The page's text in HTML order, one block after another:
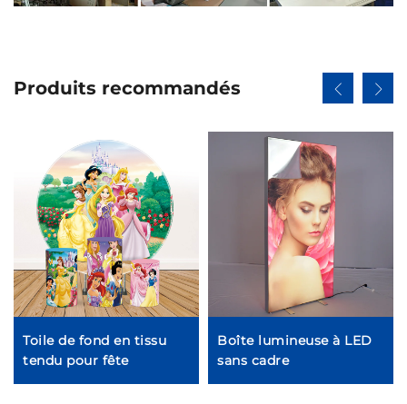
Produits recommandés
Toile de fond en tissu
tendu pour fête
Boîte lumineuse à LED
sans cadre